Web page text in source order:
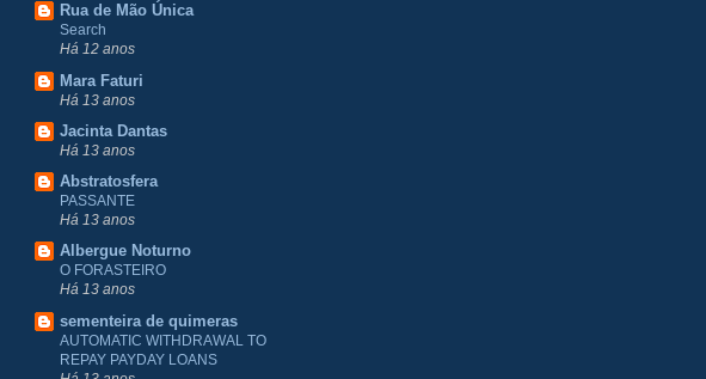
Rua de Mão Única
Search
Há 12 anos
Mara Faturi
Há 13 anos
Jacinta Dantas
Há 13 anos
Abstratosfera
PASSANTE
Há 13 anos
Albergue Noturno
O FORASTEIRO
Há 13 anos
sementeira de quimeras
AUTOMATIC WITHDRAWAL TO
REPAY PAYDAY LOANS